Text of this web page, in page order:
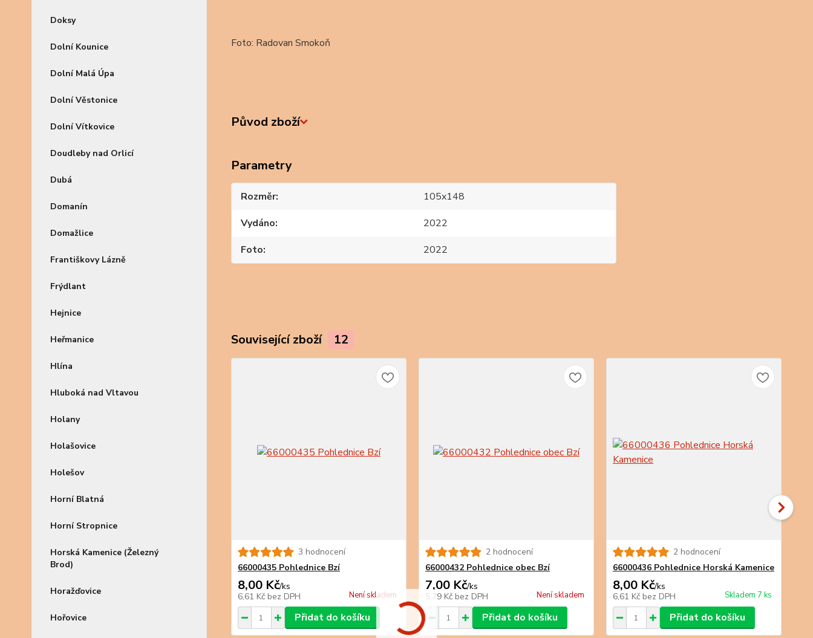
Doksy
Dolní Kounice
Dolní Malá Úpa
Dolní Věstonice
Dolní Vítkovice
Doudleby nad Orlicí
Dubá
Domanín
Domažlice
Františkovy Lázně
Frýdlant
Hejnice
Heřmanice
Hlína
Hluboká nad Vltavou
Holany
Holašovice
Holešov
Horní Blatná
Horní Stropnice
Horská Kamenice (Železný
Brod)
Horažďovice
Hořovice
Foto: Radovan Smokoň
Původ zboží
Parametry
Rozměr
105x148
Vydáno
2022
Foto
2022
Související zboží 12
3 hodnocení
66000435 Pohlednice Bzí
8,00 Kč/ks
6,61 Kč bez DPH Není skladem
Přidat do košíku
2 hodnocení
66000432 Pohlednice obec Bzí
7,00 Kč/ks
5,79 Kč bez DPH Není skladem
Přidat do košíku
2 hodnocení
66000436 Pohlednice Horská Kamenice
8,00 Kč/ks
6,61 Kč bez DPH Skladem 7 ks
Přidat do košíku